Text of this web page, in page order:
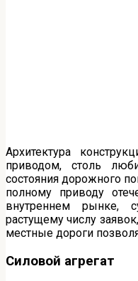
Архитектура
приводом, столь
состояния дорожного
полному приводу
внутреннем
растущему числу
местные дороги
Силовой агрегат